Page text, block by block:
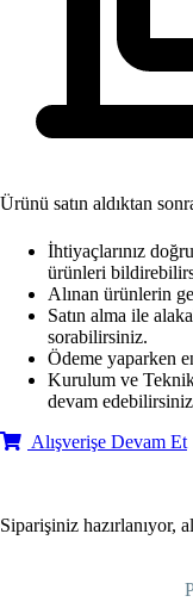
Ürünü satın aldıktan
İhtiyaçlarınız
ürünleri
Alınan ürünlerin
Satın alma ile
sorabilirsiniz.
Ödeme yaparken
Kurulum ve
devam
Alışverişe Devam Et
Siparişiniz hazırlanıyor,